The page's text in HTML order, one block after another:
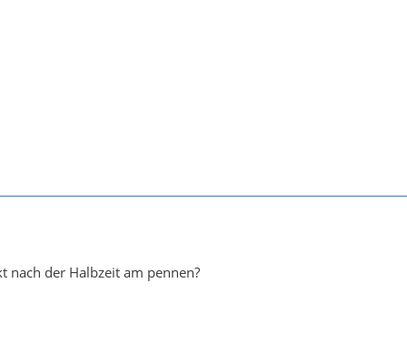
nach der Halbzeit am pennen?